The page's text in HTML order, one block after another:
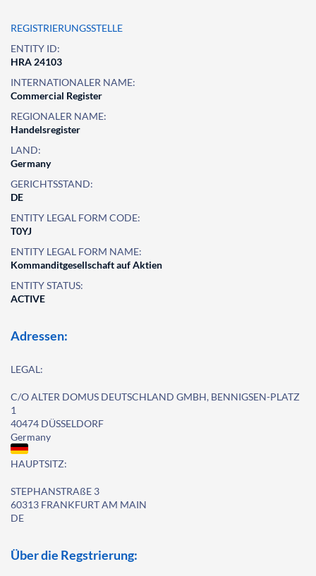
REGISTRIERUNGSSTELLE
ENTITY ID:
HRA 24103
INTERNATIONALER NAME:
Commercial Register
REGIONALER NAME:
Handelsregister
LAND:
Germany
GERICHTSSTAND:
DE
ENTITY LEGAL FORM CODE:
T0YJ
ENTITY LEGAL FORM NAME:
Kommanditgesellschaft auf Aktien
ENTITY STATUS:
ACTIVE
Adressen:
LEGAL:
C/O ALTER DOMUS DEUTSCHLAND GMBH, BENNIGSEN-PLATZ
1
40474 DÜSSELDORF
Germany
HAUPTSITZ:
STEPHANSTRAßE 3
60313 FRANKFURT AM MAIN
DE
Über die Regstrierung: